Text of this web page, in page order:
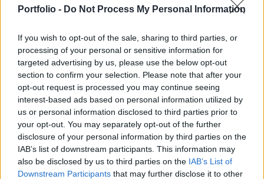
Portfolio - Do Not Process My Personal Information
If you wish to opt-out of the sale, sharing to third parties, or
processing of your personal or sensitive information for
targeted advertising by us, please use the below opt-out
section to confirm your selection. Please note that after your
opt-out request is processed you may continue seeing
interest-based ads based on personal information utilized by
us or personal information disclosed to third parties prior to
your opt-out. You may separately opt-out of the further
disclosure of your personal information by third parties on the
IAB’s list of downstream participants. This information may
also be disclosed by us to third parties on the IAB’s List of
Downstream Participants that may further disclose it to other
Trump újraválasztása óta egyre több amerikai érzi
úgy, hogy biztonságosabb jövőt kell keresnie
hazáján kívül. Zsidó családok német
állampolgárságért folyamodnak, kutatók
Franciaországban kérnek menedéket, míg mások
brit útlevélre váltanának – történelmi irónia és
modern félelem kéz a kézben. A „B-terv” már nem
elmélet: tömegek készülnek elhagyni az Egyesült